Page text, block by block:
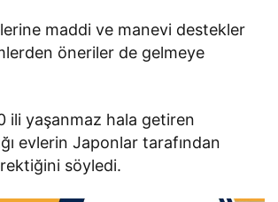
maddi ve manevi destekler
öneriler de gelmeye
ili yaşanmaz hala getiren
evlerin Japonlar tarafından
söyledi.